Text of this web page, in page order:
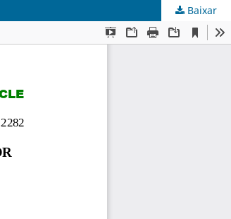
Baixar